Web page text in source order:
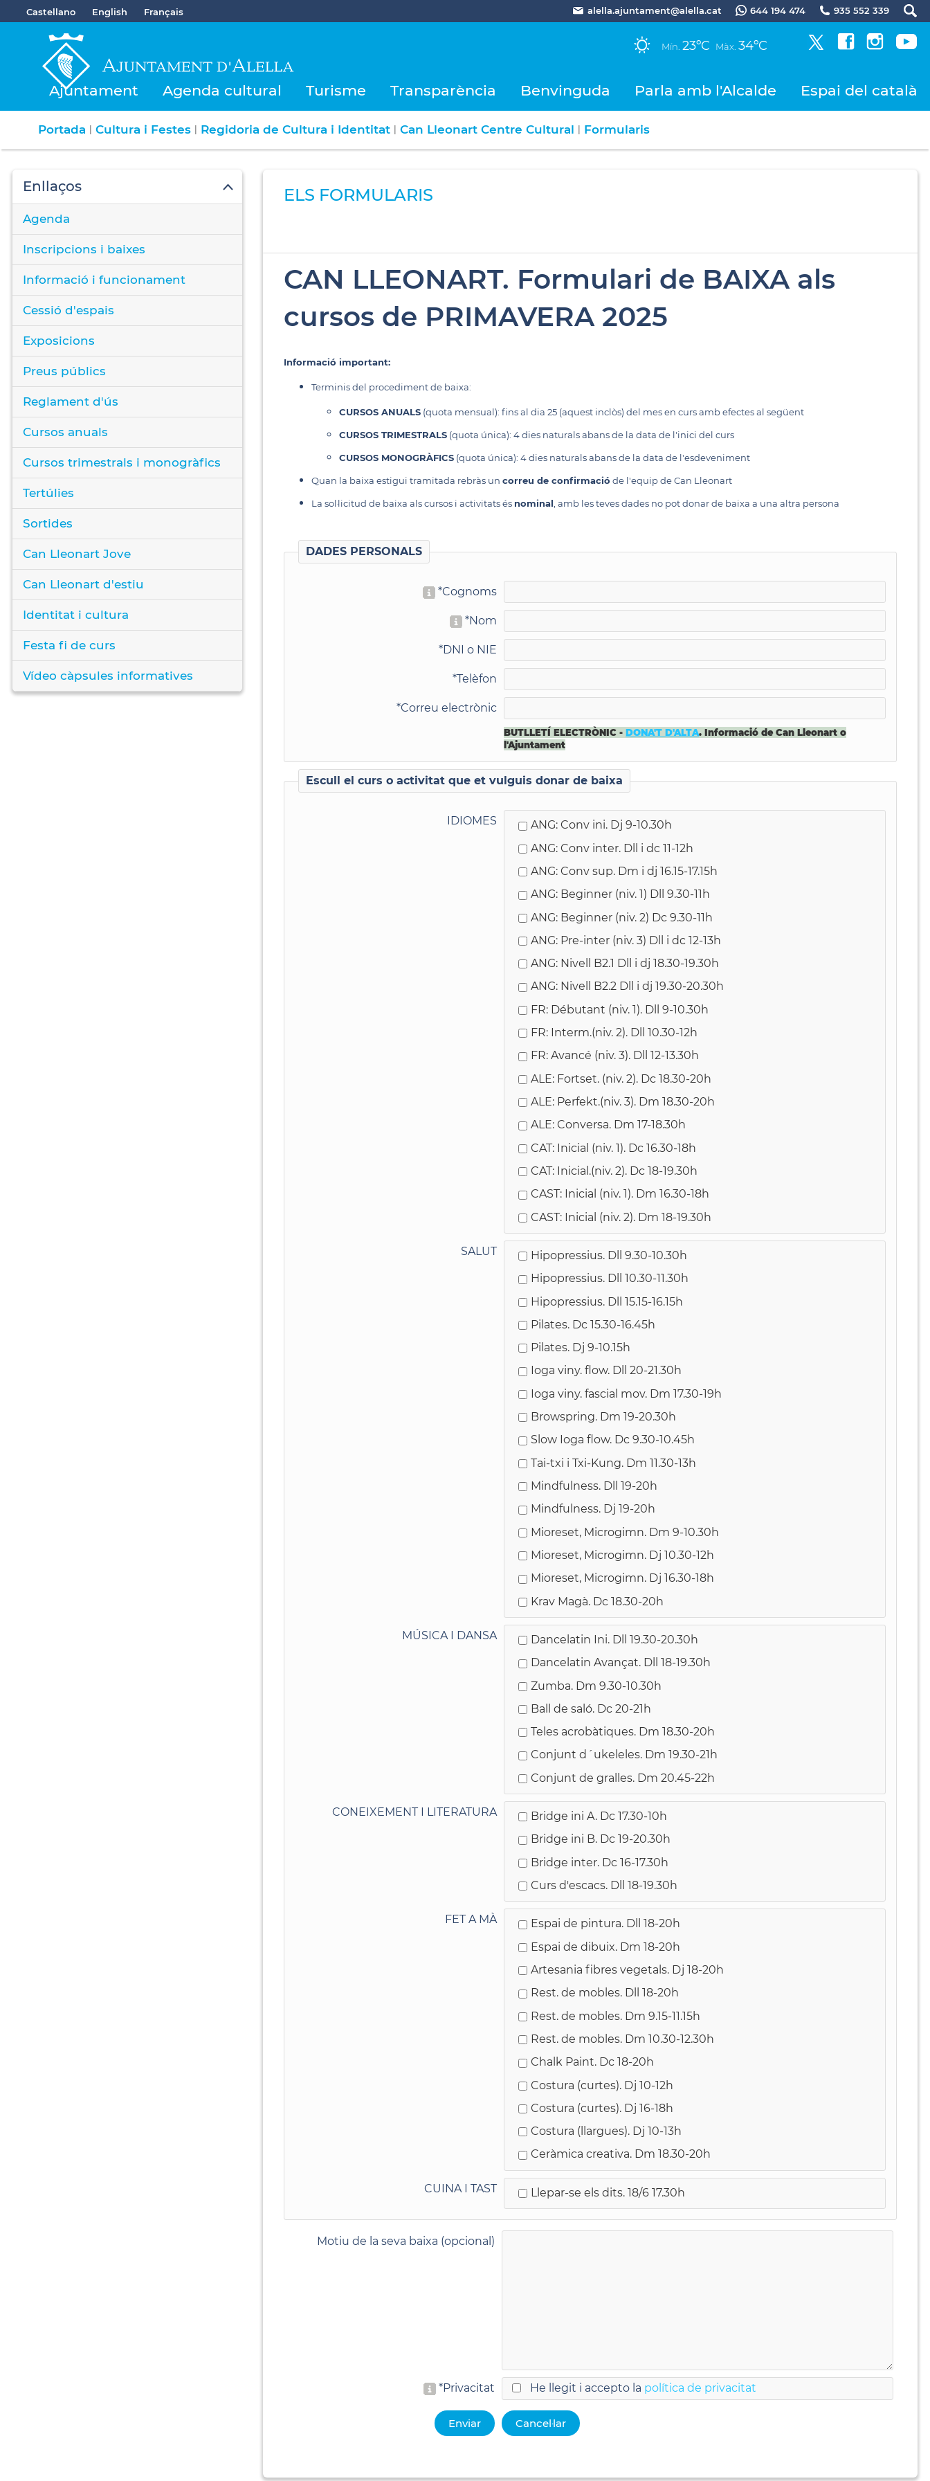
Castellano English Français alella.ajuntament@alella.cat 644 194 474 935 552 339
Mín. 23ºC Màx. 34ºC
Ajuntament Agenda cultural Turisme Transparència Benvinguda Parla amb l'Alcalde Espai del català
Portada | Cultura i Festes | Regidoria de Cultura i Identitat | Can Lleonart Centre Cultural | Formularis
Enllaços
Agenda
Inscripcions i baixes
Informació i funcionament
Cessió d'espais
Exposicions
Preus públics
Reglament d'ús
Cursos anuals
Cursos trimestrals i monogràfics
Tertúlies
Sortides
Can Lleonart Jove
Can Lleonart d'estiu
Identitat i cultura
Festa fi de curs
Vídeo càpsules informatives
ELS FORMULARIS
CAN LLEONART. Formulari de BAIXA als
cursos de PRIMAVERA 2025
Informació important:
Terminis del procediment de baixa:
CURSOS ANUALS(quota mensual): fins al dia 25 (aquest inclòs) del mes en curs amb efectes al següent
CURSOS TRIMESTRALS(quota única): 4 dies naturals abans de la data de l'inici del curs
CURSOS MONOGRÀFICS(quota única): 4 dies naturals abans de la data de l'esdeveniment
Quan la baixa estigui tramitada rebràs un correu de confirmació de l'equip de Can Lleonart
La sol·licitud de baixa als cursos i activitats és nominal, amb les teves dades no pot donar de baixa a una altra persona
DADES PERSONALS
*Cognoms
*Nom
*DNI o NIE
*Telèfon
*Correu electrònic
BUTLLETÍ ELECTRÒNIC -DONA'T D'ALTA. Informació de Can Lleonart o
l'Ajuntament
Escull el curs o activitat que et vulguis donar de baixa
IDIOMES
ANG: Conv ini. Dj 9-10.30h
ANG: Conv inter. Dll i dc 11-12h
ANG: Conv sup. Dm i dj 16.15-17.15h
ANG: Beginner (niv. 1) Dll 9.30-11h
ANG: Beginner (niv. 2) Dc 9.30-11h
ANG: Pre-inter (niv. 3) Dll i dc 12-13h
ANG: Nivell B2.1 Dll i dj 18.30-19.30h
ANG: Nivell B2.2 Dll i dj 19.30-20.30h
FR: Débutant (niv. 1). Dll 9-10.30h
FR: Interm.(niv. 2). Dll 10.30-12h
FR: Avancé (niv. 3). Dll 12-13.30h
ALE: Fortset. (niv. 2). Dc 18.30-20h
ALE: Perfekt.(niv. 3). Dm 18.30-20h
ALE: Conversa. Dm 17-18.30h
CAT: Inicial (niv. 1). Dc 16.30-18h
CAT: Inicial.(niv. 2). Dc 18-19.30h
CAST: Inicial (niv. 1). Dm 16.30-18h
CAST: Inicial (niv. 2). Dm 18-19.30h
SALUT
Hipopressius. Dll 9.30-10.30h
Hipopressius. Dll 10.30-11.30h
Hipopressius. Dll 15.15-16.15h
Pilates. Dc 15.30-16.45h
Pilates. Dj 9-10.15h
Ioga viny. flow. Dll 20-21.30h
Ioga viny. fascial mov. Dm 17.30-19h
Browspring. Dm 19-20.30h
Slow Ioga flow. Dc 9.30-10.45h
Tai-txi i Txi-Kung. Dm 11.30-13h
Mindfulness. Dll 19-20h
Mindfulness. Dj 19-20h
Mioreset, Microgimn. Dm 9-10.30h
Mioreset, Microgimn. Dj 10.30-12h
Mioreset, Microgimn. Dj 16.30-18h
Krav Magà. Dc 18.30-20h
MÚSICA I DANSA
Dancelatin Ini. Dll 19.30-20.30h
Dancelatin Avançat. Dll 18-19.30h
Zumba. Dm 9.30-10.30h
Ball de saló. Dc 20-21h
Teles acrobàtiques. Dm 18.30-20h
Conjunt d´ukeleles. Dm 19.30-21h
Conjunt de gralles. Dm 20.45-22h
CONEIXEMENT I LITERATURA
Bridge ini A. Dc 17.30-10h
Bridge ini B. Dc 19-20.30h
Bridge inter. Dc 16-17.30h
Curs d'escacs. Dll 18-19.30h
FET A MÀ
Espai de pintura. Dll 18-20h
Espai de dibuix. Dm 18-20h
Artesania fibres vegetals. Dj 18-20h
Rest. de mobles. Dll 18-20h
Rest. de mobles. Dm 9.15-11.15h
Rest. de mobles. Dm 10.30-12.30h
Chalk Paint. Dc 18-20h
Costura (curtes). Dj 10-12h
Costura (curtes). Dj 16-18h
Costura (llargues). Dj 10-13h
Ceràmica creativa. Dm 18.30-20h
CUINA I TAST Llepar-se els dits. 18/6 17.30h
Motiu de la seva baixa (opcional)
*Privacitat He llegit i accepto la política de privacitat